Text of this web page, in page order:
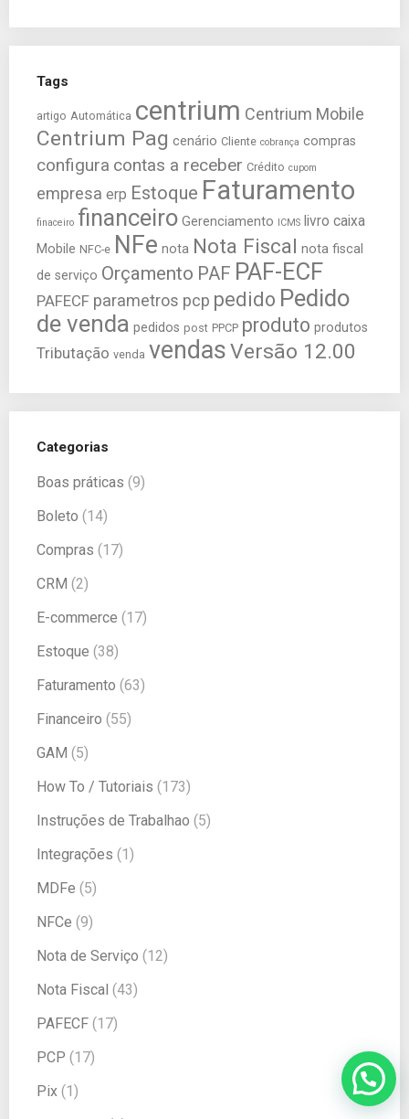
Tags
artigo Automática centrium Centrium Mobile
Centrium Pag cenário Cliente cobrança compras
configura contas a receber Crédito cupom
empresa erp Estoque Faturamento
finaceiro financeiro Gerenciamento ICMS livro caixa
Mobile NFC-e NFe nota Nota Fiscal nota fiscal
de serviço Orçamento PAF PAF-ECF
PAFECF parametros pcp pedido Pedido
de venda pedidos post PPCP produto produtos
Tributação venda vendasVersão 12.00
Categorias
Boas práticas (9)
Boleto (14)
Compras (17)
CRM (2)
E-commerce (17)
Estoque (38)
Faturamento (63)
Financeiro (55)
GAM (5)
How To / Tutoriais (173)
Instruções de Trabalhao (5)
Integrações (1)
MDFe (5)
NFCe (9)
Nota de Serviço (12)
Nota Fiscal (43)
PAFECF (17)
PCP (17)
Pix (1)